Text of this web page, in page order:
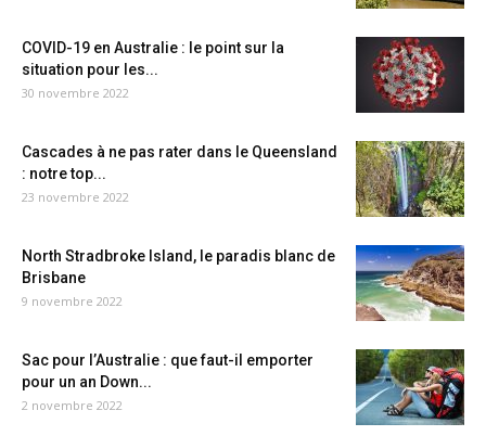
COVID-19 en Australie : le point sur la
situation pour les...
30 novembre 2022
Cascades à ne pas rater dans le Queensland
: notre top...
23 novembre 2022
North Stradbroke Island, le paradis blanc de
Brisbane
9 novembre 2022
Sac pour l’Australie : que faut-il emporter
pour un an Down...
2 novembre 2022